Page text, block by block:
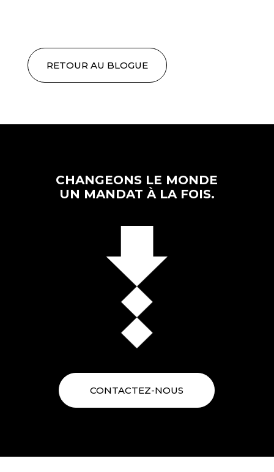
RETOUR AU BLOGUE
CHANGEONS LE MONDE
UN MANDAT À LA FOIS.
CONTACTEZ-NOUS